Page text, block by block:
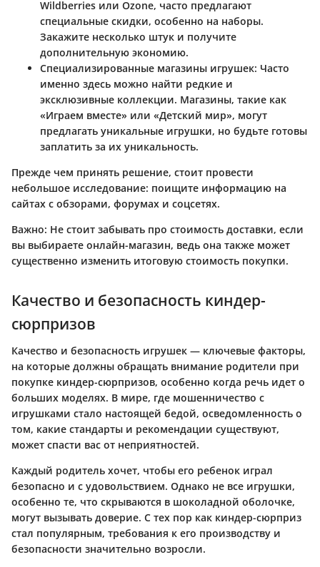
Wildberries или Ozone, часто предлагают
специальные скидки, особенно на наборы.
Закажите несколько штук и получите
дополнительную экономию.
Специализированные магазины игрушек: Часто
именно здесь можно найти редкие и
эксклюзивные коллекции. Магазины, такие как
«Играем вместе» или «Детский мир», могут
предлагать уникальные игрушки, но будьте готовы
заплатить за их уникальность.
Прежде чем принять решение, стоит провести
небольшое исследование: поищите информацию на
сайтах с обзорами, форумах и соцсетях.
Важно: Не стоит забывать про стоимость доставки, если
вы выбираете онлайн-магазин, ведь она также может
существенно изменить итоговую стоимость покупки.
Качество и безопасность киндер-
сюрпризов
Качество и безопасность игрушек — ключевые факторы,
на которые должны обращать внимание родители при
покупке киндер-сюрпризов, особенно когда речь идет о
больших моделях. В мире, где мошенничество с
игрушками стало настоящей бедой, осведомленность о
том, какие стандарты и рекомендации существуют,
может спасти вас от неприятностей.
Каждый родитель хочет, чтобы его ребенок играл
безопасно и с удовольствием. Однако не все игрушки,
особенно те, что скрываются в шоколадной оболочке,
могут вызывать доверие. С тех пор как киндер-сюрприз
стал популярным, требования к его производству и
безопасности значительно возросли.